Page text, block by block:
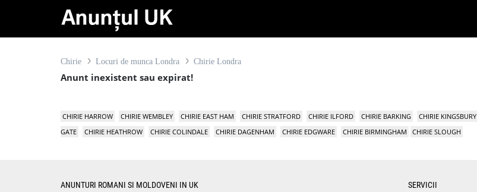
Chirie Locuri de munca Londra Chirie Londra
Anunt inexistent sau expirat!
CHIRIE HARROW CHIRIE WEMBLEY CHIRIE EAST HAM CHIRIE STRATFORD CHIRIE ILFORD CHIRIE BARKING CHIRIE KINGSBURY
GATE
CHIRIE HEATHROW CHIRIE COLINDALE CHIRIE DAGENHAM CHIRIE EDGWARE CHIRIE BIRMINGHAM CHIRIE SLOUGH
ANUNTURI ROMANI SI MOLDOVENI IN UK SERVICII